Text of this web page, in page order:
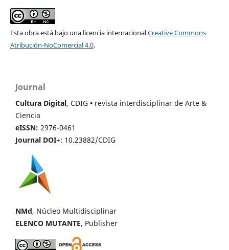
Esta obra está bajo una licencia internacionalCreative Commons
Atribución-NoComercial 4.0.
Journal
Cultura Digital, CDIG • revista interdisciplinar de Arte &
Ciencia
eISSN: 2976-0461
Journal DOI+: 10.23882/CDIG
NMd, Núcleo Multidisciplinar
ELENCO MUTANTE, Publisher